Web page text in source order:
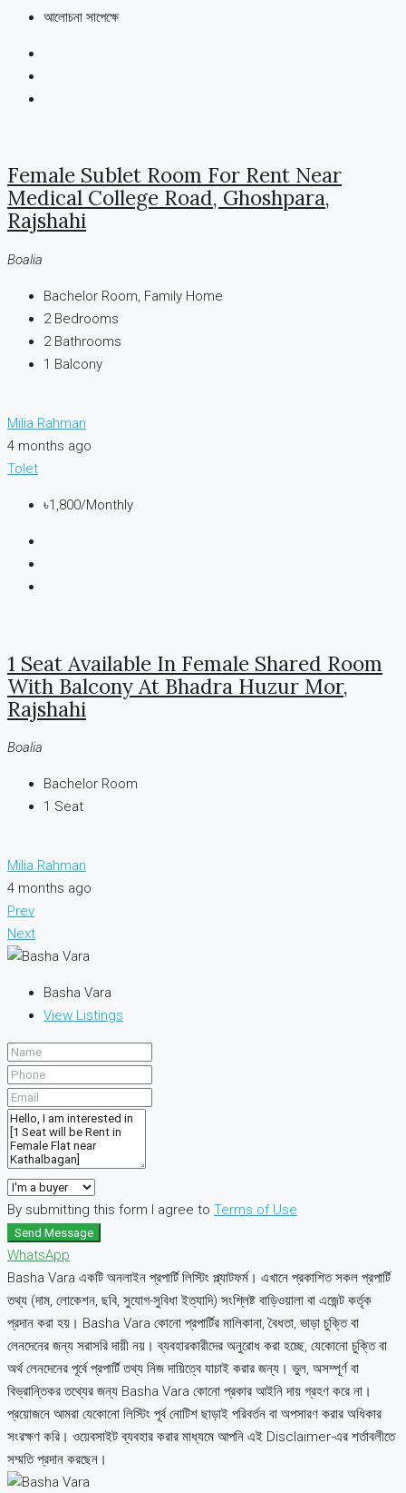
আলোচনা সাপেক্ষে
Female Sublet Room For Rent Near
Medical College Road, Ghoshpara,
Rajshahi
Boalia
Bachelor Room, Family Home
2 Bedrooms
2 Bathrooms
1 Balcony
Milia Rahman
4 months ago
Tolet
৳1,800/Monthly
1 Seat Available In Female Shared Room
With Balcony At Bhadra Huzur Mor,
Rajshahi
Boalia
Bachelor Room
1 Seat
Milia Rahman
4 months ago
Prev
Next
Basha Vara
View Listings
By submitting this form I agree to Terms of Use
Send Message
WhatsApp
Basha Vara একটি অনলাইন প্রপার্টি লিস্টিং প্ল্যাটফর্ম। এখানে প্রকাশিত সকল প্রপার্টি
তথ্য (দাম, লোকেশন, ছবি, সুযোগ-সুবিধা ইত্যাদি) সংশ্লিষ্ট বাড়িওয়ালা বা এজেন্ট কর্তৃক
প্রদান করা হয়। Basha Vara কোনো প্রপার্টির মালিকানা, বৈধতা, ভাড়া চুক্তি বা
লেনদেনের জন্য সরাসরি দায়ী নয়। ব্যবহারকারীদের অনুরোধ করা হচ্ছে, যেকোনো চুক্তি বা
অর্থ লেনদেনের পূর্বে প্রপার্টি তথ্য নিজ দায়িত্বে যাচাই করার জন্য। ভুল, অসম্পূর্ণ বা
বিভ্রান্তিকর তথ্যের জন্য Basha Vara কোনো প্রকার আইনি দায় গ্রহণ করে না।
প্রয়োজনে আমরা যেকোনো লিস্টিং পূর্ব নোটিশ ছাড়াই পরিবর্তন বা অপসারণ করার অধিকার
সংরক্ষণ করি। ওয়েবসাইট ব্যবহার করার মাধ্যমে আপনি এই Disclaimer-এর শর্তাবলীতে
সম্মতি প্রদান করছেন।